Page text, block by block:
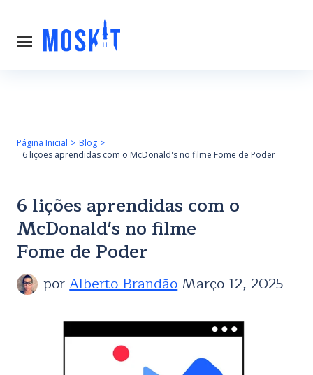
Página Inicial
Blog
6 lições aprendidas com o McDonald's no filme Fome de Poder
6 lições aprendidas com o
McDonald's no filme
Fome de Poder
porAlberto BrandãoMarço 12, 2025